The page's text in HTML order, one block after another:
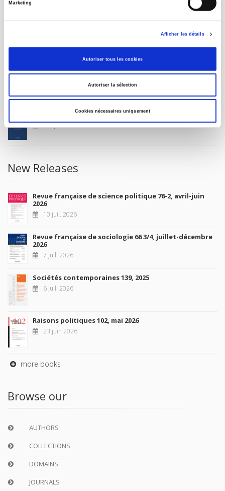
Marketing
Afficher les détails
Autoriser tous les cookies
Autoriser la sélection
Cookies nécessaires uniquement
FOREIGN RIGHTS
FOR BOOKSHOPS
Future Releases
La France et l'Union européenne
4 sept. 2026
New Releases
Revue française de science politique 76-2, avril-juin
2026
10 juil. 2026
Revue française de sociologie 66 3/4, juillet-décembre
2026
7 juil. 2026
Sociétés contemporaines 139, 2025
6 juil. 2026
Raisons politiques 102, mai 2026
23 juin 2026
more books
Browse our
AUTHORS
COLLECTIONS
DOMAINS
JOURNALS